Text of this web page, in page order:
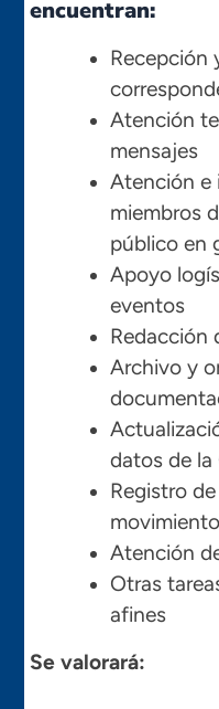
encuentran:
Recepción
Atención
mensajes
Atención e
miembros
público en
Apoyo
eventos
Redacción
Archivo y
datos de la
Registro
Atención
Otras
afines
Se valorará: